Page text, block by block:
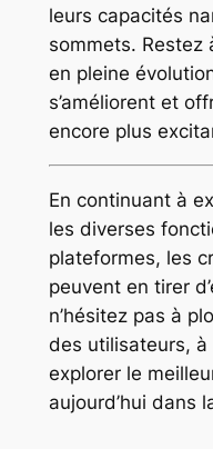
leurs capacités
sommets. Restez
en pleine
s’améliorent et
encore plus
En continuant à
les diverses
plateformes, les
peuvent en tirer
n’hésitez pas à
des utilisateurs,
explorer le
aujourd’hui dans